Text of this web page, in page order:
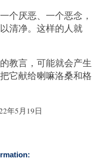
个厌恶、一个恶念，
清净。这样的人就
教言，可能就会产生
它献给喇嘛洛桑和格
年5月19日